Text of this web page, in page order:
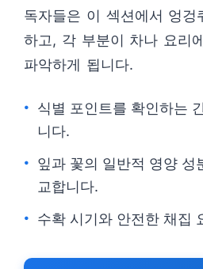
독자들은 이 섹션에서 엉겅
하고, 각 부분이 차나 요리
파악하게 됩니다.
식별 포인트를 확인하는
니다.
잎과 꽃의 일반적 영양 성
교합니다.
수확 시기와 안전한 채집